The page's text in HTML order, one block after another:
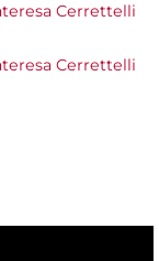
Cerrettelli
Cerrettelli